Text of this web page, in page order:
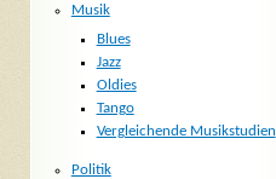
Musik
Blues
Jazz
Oldies
Tango
Vergleichende Musikstudien
Politik